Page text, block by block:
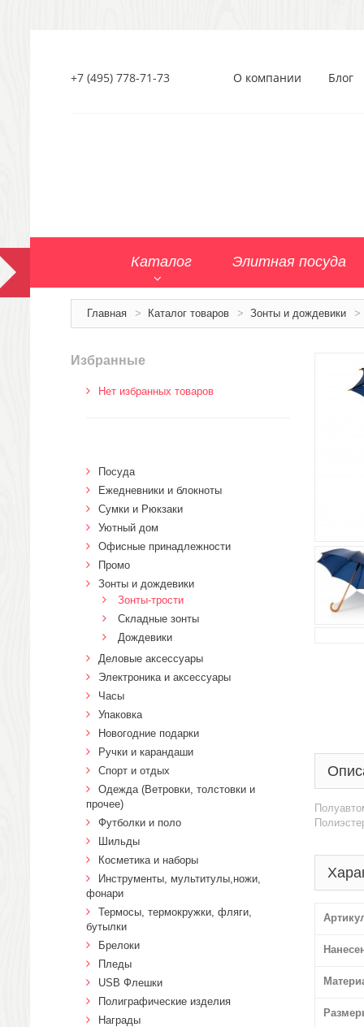
+7 (495) 778-71-73 О компании Блог
Каталог Элитная посуда
Главная > Каталог товаров > Зонты и дождевики >
Избранные
Нет избранных товаров
Посуда
Ежедневники и блокноты
Сумки и Рюкзаки
Уютный дом
Офисные принадлежности
Промо
Зонты и дождевики
Зонты-трости
Складные зонты
Дождевики
Деловые аксессуары
Электроника и аксессуары
Часы
Упаковка
Новогодние подарки
Ручки и карандаши
Спорт и отдых
Одежда (Ветровки, толстовки и
прочее)
Футболки и поло
Шильды
Косметика и наборы
Инструменты, мультитулы,ножи,
фонари
Термосы, термокружки, фляги,
бутылки
Брелоки
Пледы
USB Флешки
Полиграфические изделия
Награды